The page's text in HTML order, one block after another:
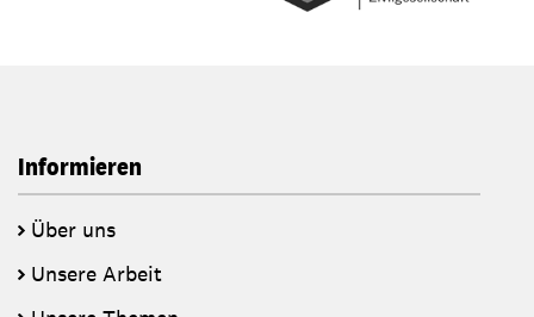
Informieren
Über uns
Unsere Arbeit